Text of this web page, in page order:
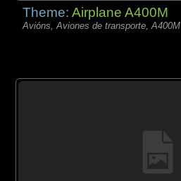
Theme:Airplane A400M
Avións, Aviones de transporte, A400M